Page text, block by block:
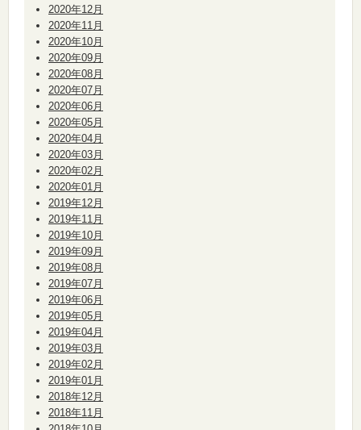
2020年12月
2020年11月
2020年10月
2020年09月
2020年08月
2020年07月
2020年06月
2020年05月
2020年04月
2020年03月
2020年02月
2020年01月
2019年12月
2019年11月
2019年10月
2019年09月
2019年08月
2019年07月
2019年06月
2019年05月
2019年04月
2019年03月
2019年02月
2019年01月
2018年12月
2018年11月